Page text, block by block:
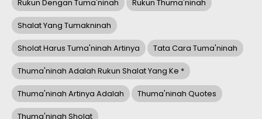
Rukun Dengan Tuma'ninah Rukun Thuma'ninah
Shalat Yang Tumakninah
Sholat Harus Tuma'ninah Artinya Tata Cara Tuma'ninah
Thuma'ninah Adalah Rukun Shalat Yang Ke *
Thuma'ninah Artinya Adalah Thuma'ninah Quotes
Thuma'ninah Sholat